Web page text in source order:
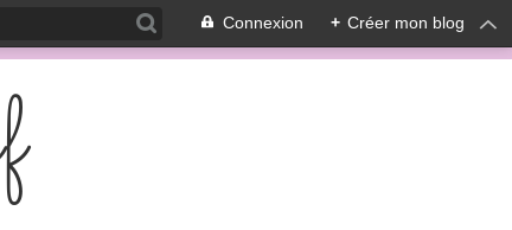
Connexion + Créer mon blog